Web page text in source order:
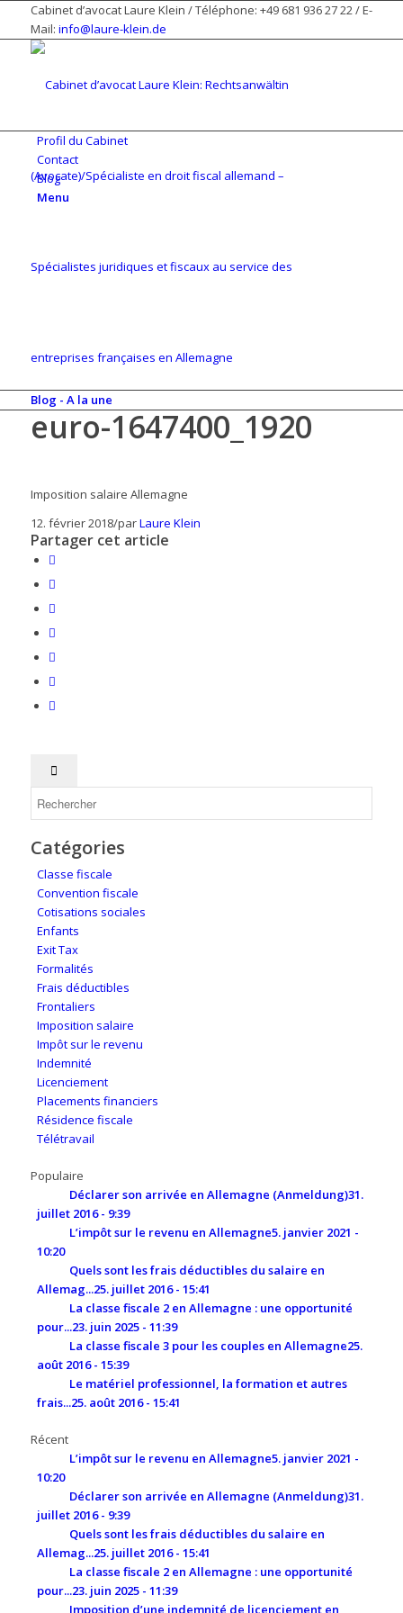
Cabinet d’avocat Laure Klein / Téléphone: +49 681 936 27 22 / E-
Mail: info@laure-klein.de
Profil du Cabinet
Contact
Blog
Menu
Blog - A la une
euro-1647400_1920
Imposition salaire Allemagne
12. février 2018/parLaure Klein
Partager cet article
Catégories
Classe fiscale
Convention fiscale
Cotisations sociales
Enfants
Exit Tax
Formalités
Frais déductibles
Frontaliers
Imposition salaire
Impôt sur le revenu
Indemnité
Licenciement
Placements financiers
Résidence fiscale
Télétravail
Populaire
Déclarer son arrivée en Allemagne (Anmeldung)31.
juillet 2016 - 9:39
L’impôt sur le revenu en Allemagne5. janvier 2021 -
10:20
Quels sont les frais déductibles du salaire en
Allemag...25. juillet 2016 - 15:41
La classe fiscale 2 en Allemagne : une opportunité
pour...23. juin 2025 - 11:39
La classe fiscale 3 pour les couples en Allemagne25.
août 2016 - 15:39
Le matériel professionnel, la formation et autres
frais...25. août 2016 - 15:41
Récent
L’impôt sur le revenu en Allemagne5. janvier 2021 -
10:20
Déclarer son arrivée en Allemagne (Anmeldung)31.
juillet 2016 - 9:39
Quels sont les frais déductibles du salaire en
Allemag...25. juillet 2016 - 15:41
La classe fiscale 2 en Allemagne : une opportunité
pour...23. juin 2025 - 11:39
Imposition d’une indemnité de licenciement en